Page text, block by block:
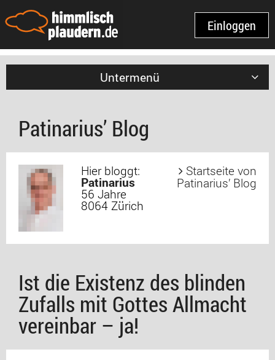
Einloggen
Untermenü
Patinarius’ Blog
Hier bloggt:
Patinarius
56 Jahre
8064 Zürich
Startseite von
Patinarius’ Blog
Ist die Existenz des blinden
Zufalls mit Gottes Allmacht
vereinbar – ja!